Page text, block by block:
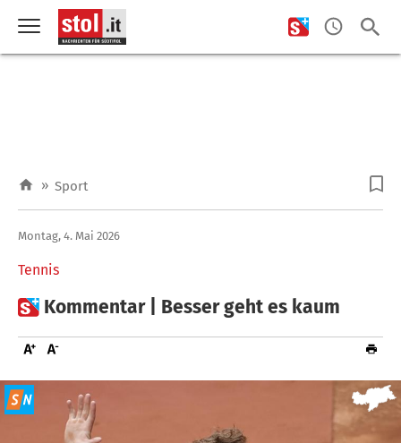
» Sport
Tennis
Montag, 4. Mai 2026
 Kommentar | Besser geht es kaum